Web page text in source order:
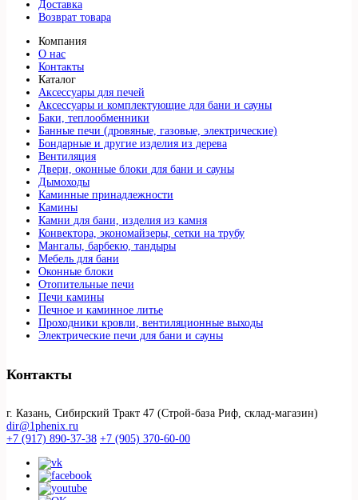
Доставка
Возврат товара
Компания
О нас
Контакты
Каталог
Аксессуары для печей
Аксессуары и комплектующие для бани и сауны
Баки, теплообменники
Банные печи (дровяные, газовые, электрические)
Бондарные и другие изделия из дерева
Вентиляция
Двери, оконные блоки для бани и сауны
Дымоходы
Каминные принадлежности
Камины
Камни для бани, изделия из камня
Конвектора, экономайзеры, сетки на трубу
Мангалы, барбекю, тандыры
Мебель для бани
Оконные блоки
Отопительные печи
Печи камины
Печное и каминное литье
Проходники кровли, вeнтиляционные выходы
Электрические печи для бани и сауны
Контакты
г. Казань, Сибирский Тракт 47 (Строй-база Риф, склад-магазин)
dir@1phenix.ru
+7 (917) 890-37-38 +7 (905) 370-60-00